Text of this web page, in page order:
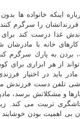
اینكه خانواده ها
را سرگرم
غذا درست كند برای
خانه با مادرشان
بردن به پارك سرگرم
از هر ابزاری
باید در اختیار
تلفن دست فرزندش
و مشكلاتش برسد،
تربیت می كند.
بی اهمیت بودن